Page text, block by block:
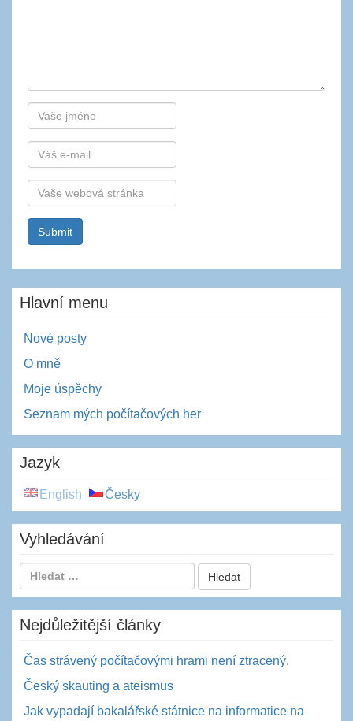
Autor
E-
mail
Webová
stránka
Hlavní menu
Nové posty
O mně
Moje úspěchy
Seznam mých počítačových her
Jazyk
English Česky
Vyhledávání
Nejdůležitější články
Čas strávený počítačovými hrami není ztracený.
Český skauting a ateismus
Jak vypadají bakalářské státnice na informatice na